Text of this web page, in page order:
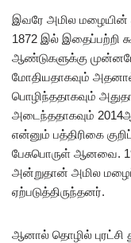
இவரே அமில மழையின்
1872 இல் இதைப்பற்றி
ஆண்டுகளுக்கு முன்னரே
மோதியதாகவும்
பொழிந்ததாகவும்
அடைந்ததாகவும்
என்னும் பத்திரிகை
பேசுபொருள் ஆனவை.
அன்றுதான் அமில மழைப்
ஏற்படுத்திருந்தனர்.
ஆனால் தொழில்